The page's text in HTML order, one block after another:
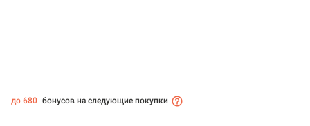
до 680 бонусов на следующие покупки